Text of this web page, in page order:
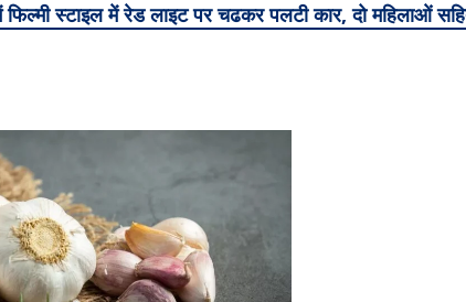
स्टाइल में रेड लाइट पर चढकर पलटी कार, दो महिलाओं